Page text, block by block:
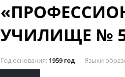
УЧИЛИЩЕ №
Год основания 1959 год Языки